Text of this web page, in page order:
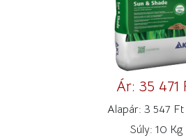
Ár: 35 471
Alapár: 3 547 Ft
Súly: 10 Kg